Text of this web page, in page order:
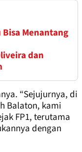
Bisa Menantang
dan
“Sejujurnya, di
Balaton, kami
FP1, terutama
dengan